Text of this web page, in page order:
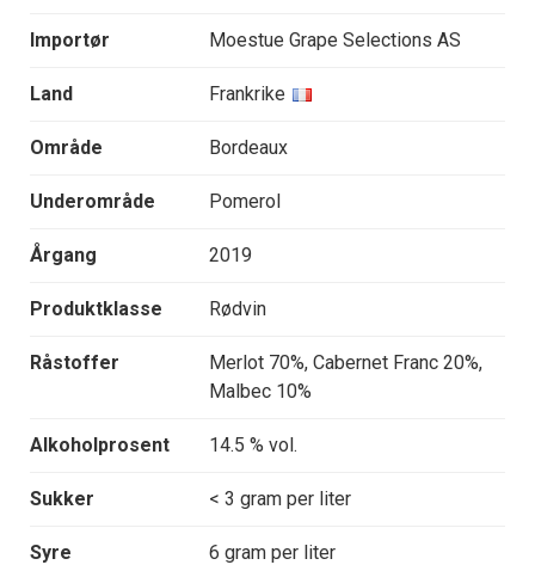
Importør Moestue Grape Selections AS
Land Frankrike
Område Bordeaux
Underområde Pomerol
Årgang 2019
Produktklasse Rødvin
Råstoffer
Merlot 70%, Cabernet Franc 20%,
Malbec 10%
Alkoholprosent 14.5 % vol.
Sukker < 3 gram per liter
Syre 6 gram per liter